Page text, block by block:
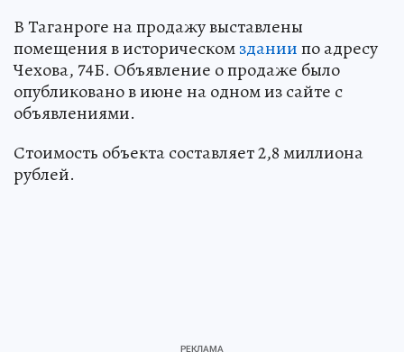
В Таганроге на продажу выставлены
помещения в историческомзданиипо адресу
Чехова, 74Б. Объявление о продаже было
опубликовано в июне на одном из сайте с
объявлениями.
Стоимость объекта составляет 2,8 миллиона
рублей.